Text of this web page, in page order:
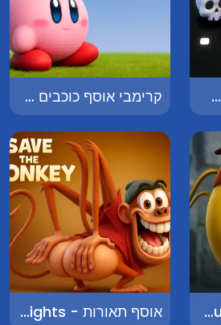
פקמן חיפושית - Beetle Pacman קרימבי אוסף כוכבים - Krimby Collects Stars
מר קפצני - Mr. Jumping אוסף תאורות - Collector of Lights